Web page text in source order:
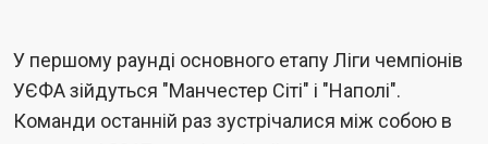
У першому раунді основного етапу Ліги чемпіонів
УЄФА зійдуться "Манчестер Сіті" і "Наполі".
Команди останній раз зустрічалися між собою в